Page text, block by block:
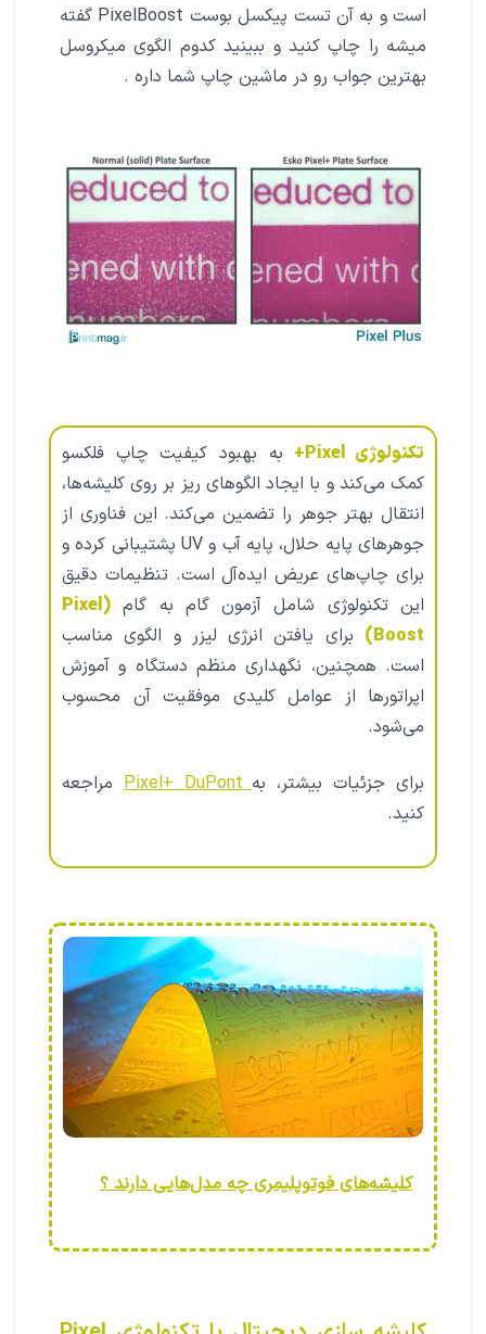
است و به آن تست پیکسل بوست PixelBoost گفته
میشه را چاپ کنید و ببینید کدوم الگوی میکروسل
بهترین جواب رو در ماشین چاپ شما داره .
تکنولوژی Pixel+
به بهبود کیفیت چاپ فلکسو
کمک می‌کند و با ایجاد الگوهای ریز بر روی کلیشه‌ها،
انتقال بهتر جوهر را تضمین می‌کند. این فناوری از
جوهرهای پایه حلال، پایه آب و UV پشتیبانی کرده و
برای چاپ‌های عریض ایده‌آل است. تنظیمات دقیق
این تکنولوژی شامل آزمون گام به گام
(Pixel
Boost)
برای یافتن انرژی لیزر و الگوی مناسب
است. همچنین، نگهداری منظم دستگاه و آموزش
اپراتورها از عوامل کلیدی موفقیت آن محسوب
می‌شود.
برای جزئیات بیشتر، به Pixel+ DuPontمراجعه
کنید.
کلیشه‌های فوتوپلیمری چه مدل‌هایی دارند ؟